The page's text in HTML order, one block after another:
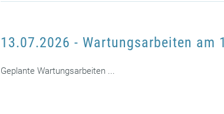
13.07.2026 - Wartungsarbeiten am
Geplante Wartungsarbeiten ...